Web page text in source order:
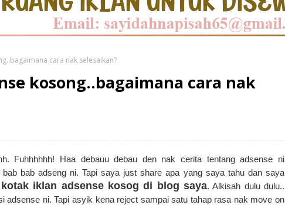
cara nak selesaikan?
kosong..bagaimana cara nak
Fuhhhhhh! Haa debauu debau den nak cerita tentang adsense ni
bab adseng ni. Tapi saya just share apa yang saya tahu dan saya
kotak iklan adsense kosog di blog saya. Alkisah dulu dulu..
adsense ni. Tapi asyik kena reject sampai satu tahap rasa nak move on